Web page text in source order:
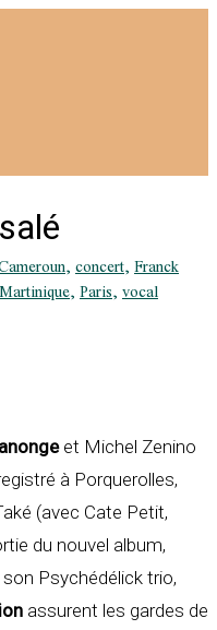
,concert,Franck
Martinique,Paris,vocal
et Michel Zenino
à Porquerolles,
(avec Cate Petit,
du nouvel album,
Psychédélick trio,
assurent les gardes de